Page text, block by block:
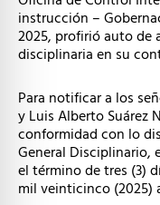
instrucción –
2025, profirió auto de
disciplinaria en su
Para notificar a los
y Luis Alberto Suárez
conformidad con lo
General Disciplinario,
el término de tres (3)
mil veinticinco (2025)